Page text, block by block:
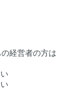
経営者の方